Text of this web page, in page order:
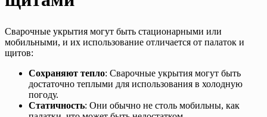
Сварочные укрытия могут быть стационарными или
мобильными, и их использование отличается от палаток и
щитов:
Сохраняют тепло: Сварочные укрытия могут быть
достаточно теплыми для использования в холодную
погоду.
Статичность: Они обычно не столь мобильны, как